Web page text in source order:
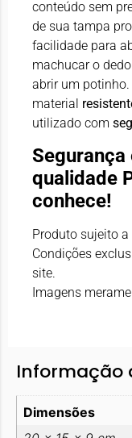
conteúdo sem
de sua tampa
facilidade para
machucar o
abrir um
material
utilizado com
Segurança
qualidade
conhece!
Produto sujeito
Condições
site.
Imagens
Informação
Dimensões